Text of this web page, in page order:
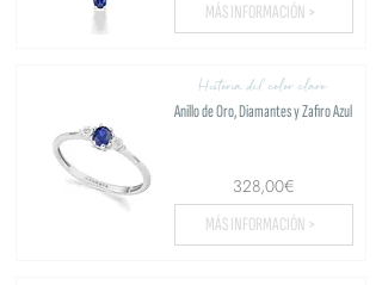
MÁS INFORMACIÓN >
Historia del color claro
Anillo de Oro, Diamantes y Zafiro Azul
328,00€
MÁS INFORMACIÓN >